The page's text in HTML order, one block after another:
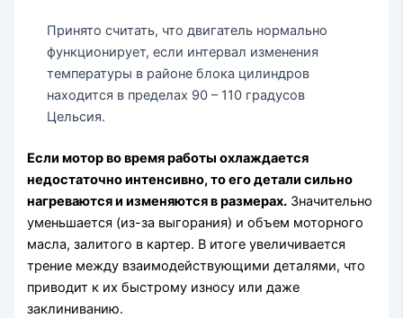
Принято считать, что двигатель нормально
функционирует, если интервал изменения
температуры в районе блока цилиндров
находится в пределах 90 – 110 градусов
Цельсия.
Если мотор во время работы охлаждается
недостаточно интенсивно, то его детали сильно
нагреваются и изменяются в размерах. Значительно
уменьшается (из-за выгорания) и объем моторного
масла, залитого в картер. В итоге увеличивается
трение между взаимодействующими деталями, что
приводит к их быстрому износу или даже
заклиниванию.